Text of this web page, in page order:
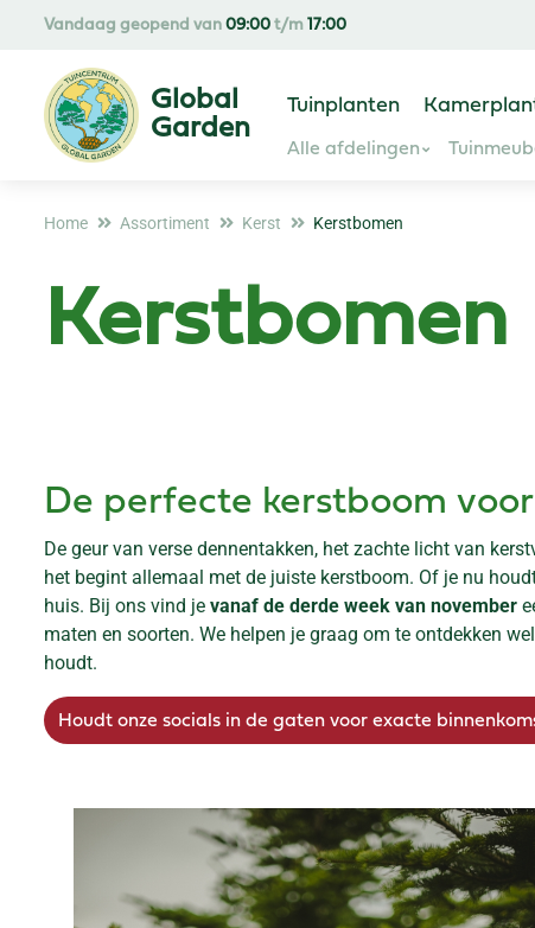
Home Assortiment Kerst Kerstbomen
Vandaag geopend van 09:00 t/m 17:00
Tuinplanten
Alle afdelingen
Kerstbomen
De perfecte kerstboom
De geur van verse dennentakken, het zachte licht van
het begint allemaal met de juiste kerstboom. Of je nu
huis. Bij ons vind je vanaf de derde week van november
maten en soorten. We helpen je graag om te ontdekken
houdt.
Houdt onze socials in de gaten voor exacte